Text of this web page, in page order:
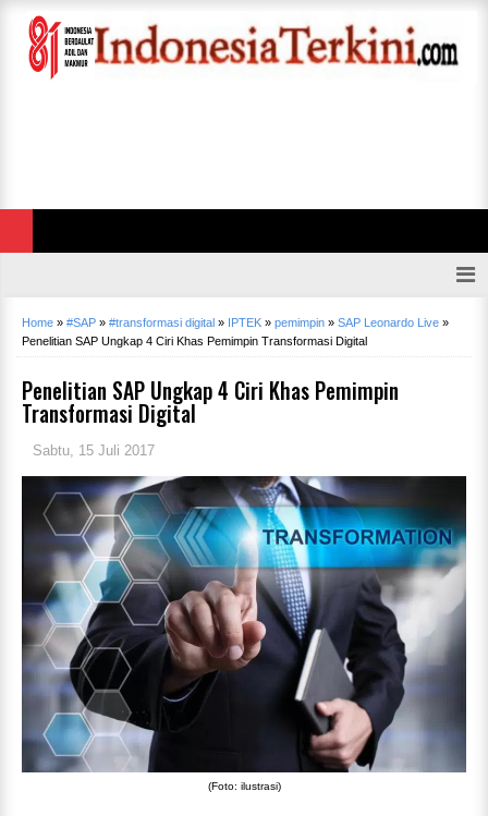
Home » #SAP » #transformasi digital » IPTEK » pemimpin » SAP Leonardo Live »
Penelitian SAP Ungkap 4 Ciri Khas Pemimpin Transformasi Digital
Penelitian SAP Ungkap 4 Ciri Khas Pemimpin
Transformasi Digital
Sabtu, 15 Juli 2017
(Foto: ilustrasi)